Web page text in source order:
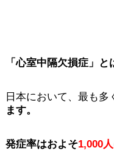
「心室中隔欠損症」
日本において、最も多
ます。
発症率はおよそ1,000人